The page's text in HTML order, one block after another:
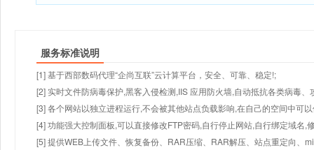
服务标准说明
[1] 基于西部数码代理“企尚互联”云计算平台，安全、可靠、稳定!;
[2] 实时文件防病毒保护,黑客入侵检测,IIS 应用防火墙,自动抵抗各类病毒、
[3] 各个网站以独立进程运行,不会被其他站点负载影响,在自己的空间中可
[4] 功能强大控制面板,可以直接修改FTP密码,自行停止网站,自行绑定域名,
[5] 提供WEB上传文件、恢复备份、RAR压缩、RAR解压、站点重定向、